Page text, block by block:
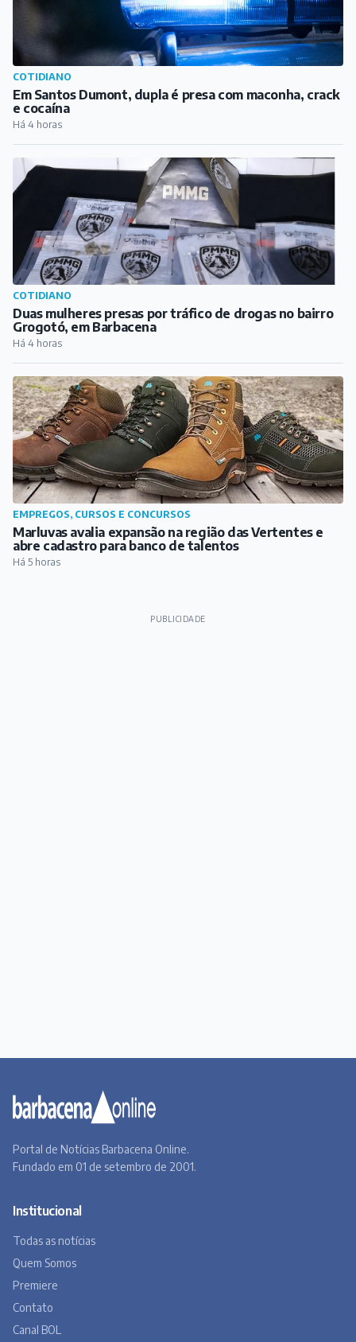
COTIDIANO
Em Santos Dumont, dupla é presa com maconha, crack
e cocaína
Há 4 horas
COTIDIANO
Duas mulheres presas por tráfico de drogas no bairro
Grogotó, em Barbacena
Há 4 horas
EMPREGOS, CURSOS E CONCURSOS
Marluvas avalia expansão na região das Vertentes e
abre cadastro para banco de talentos
Há 5 horas
PUBLICIDADE
Portal de Notícias Barbacena Online.
Fundado em 01 de setembro de 2001.
Institucional
Todas as notícias
Quem Somos
Premiere
Contato
Canal BOL